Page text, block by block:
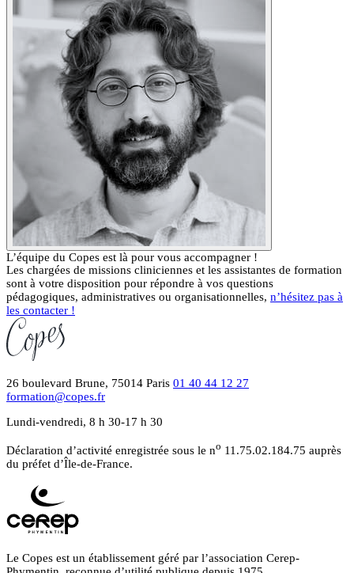
L’équipe du Copes est là pour vous accompagner !
Les chargées de missions cliniciennes et les assistantes de formation
sont à votre disposition pour répondre à vos questions
pédagogiques, administratives ou organisationnelles, n’hésitez pas à
les contacter !
26 boulevard Brune, 75014 Paris 01 40 44 12 27
formation@copes.fr
Lundi-vendredi, 8 h 30-17 h 30
Déclaration d’activité enregistrée sous le no 11.75.02.184.75 auprès
du préfet d’Île-de-France.
Le Copes est un établissement géré par l’association Cerep-